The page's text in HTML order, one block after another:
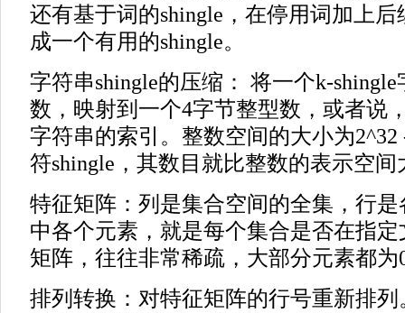
还有基于词的shingle，在停用词加上
成一个有用的shingle。
字符串shingle的压缩： 将一个k-shingle
数，映射到一个4字节整型数，或者说
字符串的索引。整数空间的大小为
符shingle，其数目就比整数的表示空间
特征矩阵：列是集合空间的全集，行
中各个元素，就是每个集合是否在指
矩阵，往往非常稀疏，大部分元素都为
排列转换：对特征矩阵的行号重新排列